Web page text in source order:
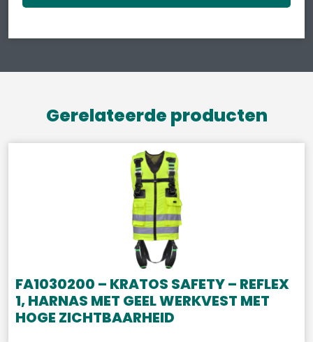
Gerelateerde producten
FA1030200 – KRATOS SAFETY – REFLEX
1, HARNAS MET GEEL WERKVEST MET
HOGE ZICHTBAARHEID